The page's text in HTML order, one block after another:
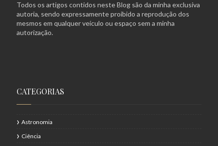
Todos os artigos contidos neste Blog são da minha exclusiva
autoria, sendo expressamente proibido a reprodução dos
mesmos em qualquer veículo ou espaço sem a minha
autorização.
CATEGORIAS
Astronomia
Ciência